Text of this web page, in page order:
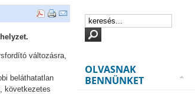
változásra,
beláthatatlan
következetes
OLVASNAK
BENNÜNKET